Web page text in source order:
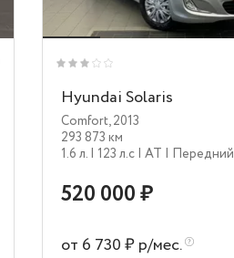
Hyundai Solaris
Comfort,2013
293 873 км
1.6 л. | 123 л.c | AT | Передний
520 000 ₽
от 6 730 ₽ р/мес.